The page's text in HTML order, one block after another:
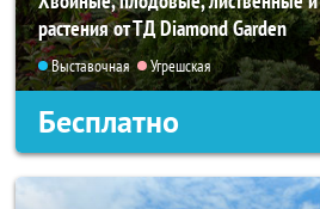
растения от ТД Diamond Garden
Выставочная Угрешская
Бесплатно